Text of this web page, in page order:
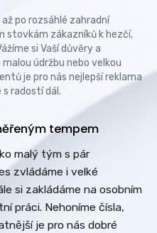
po rozsáhlé zahradní
stovkám zákazníků k hezčí,
si Vaší důvěry a
údržbu nebo velkou
je pro nás nejlepší reklama
radostí dál.
tempem
malý tým s pár
zvládáme i velké
si zakládáme na osobním
práci. Nehoníme čísla,
je pro nás dobré